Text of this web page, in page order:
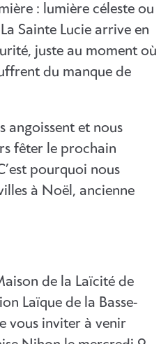
: lumière céleste ou
Sainte Lucie arrive en
juste au moment où
du manque de
angoissent et nous
fêter le prochain
pourquoi nous
à Noël, ancienne
de la Laïcité de
Laïque de la Basse-
vous inviter à venir